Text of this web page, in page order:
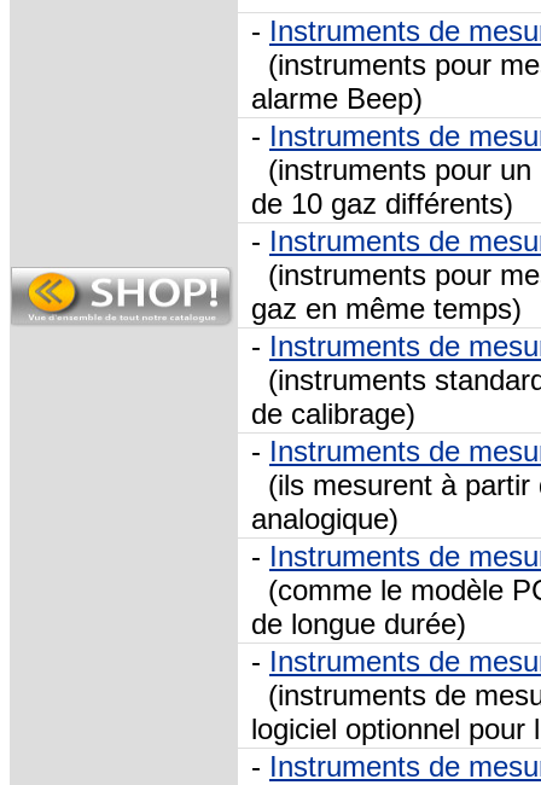
- Instruments de
(instruments pour
alarme Beep)
- Instruments de
(instruments pour
de 10 gaz différents)
- Instruments de
(instruments pour
gaz en même temps)
- Instruments de
(instruments
de calibrage)
- Instruments de
(ils mesurent à
analogique)
- Instruments de
(comme le modèle
de longue durée)
- Instruments de
(instruments de
logiciel optionnel pour
- Instruments de